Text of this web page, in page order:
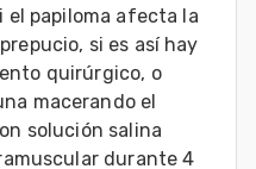
el papiloma afecta la
si es así hay
quirúrgico, o
macerando el
solución salina
durante 4